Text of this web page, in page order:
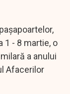
1 - 8 martie, o
a anului
Afacerilor